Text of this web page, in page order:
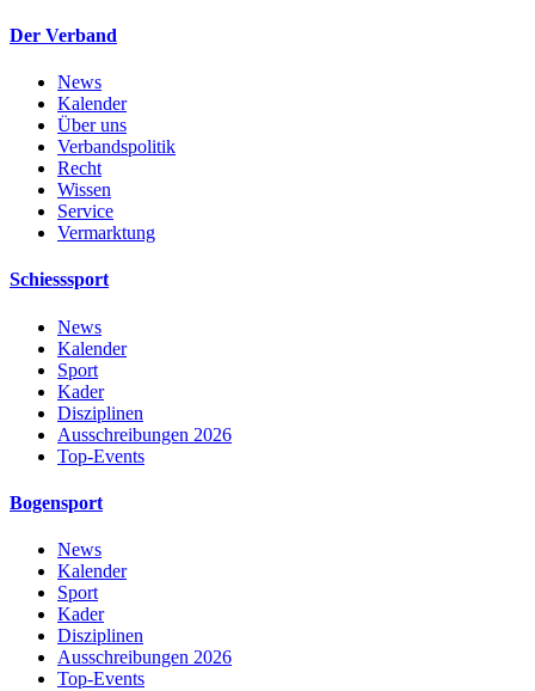
Der Verband
News
Kalender
Über uns
Verbandspolitik
Recht
Wissen
Service
Vermarktung
Schiesssport
News
Kalender
Sport
Kader
Disziplinen
Ausschreibungen 2026
Top-Events
Bogensport
News
Kalender
Sport
Kader
Disziplinen
Ausschreibungen 2026
Top-Events